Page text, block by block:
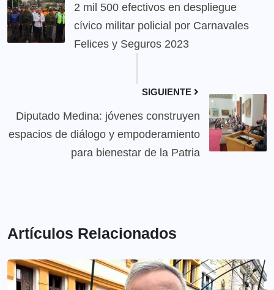
2 mil 500 efectivos en despliegue
cívico militar policial por Carnavales
Felices y Seguros 2023
SIGUIENTE
Diputado Medina: jóvenes construyen
espacios de diálogo y empoderamiento
para bienestar de la Patria
Artículos Relacionados